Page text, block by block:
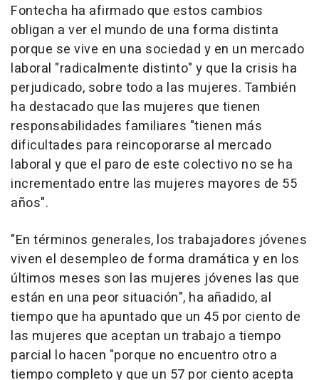
Fontecha ha afirmado que estos cambios
obligan a ver el mundo de una forma distinta
porque se vive en una sociedad y en un mercado
laboral "radicalmente distinto" y que la crisis ha
perjudicado, sobre todo a las mujeres. También
ha destacado que las mujeres que tienen
responsabilidades familiares "tienen más
dificultades para reincoporarse al mercado
laboral y que el paro de este colectivo no se ha
incrementado entre las mujeres mayores de 55
años".
"En términos generales, los trabajadores jóvenes
viven el desempleo de forma dramática y en los
últimos meses son las mujeres jóvenes las que
están en una peor situación", ha añadido, al
tiempo que ha apuntado que un 45 por ciento de
las mujeres que aceptan un trabajo a tiempo
parcial lo hacen "porque no encuentro otro a
tiempo completo y que un 57 por ciento acepta